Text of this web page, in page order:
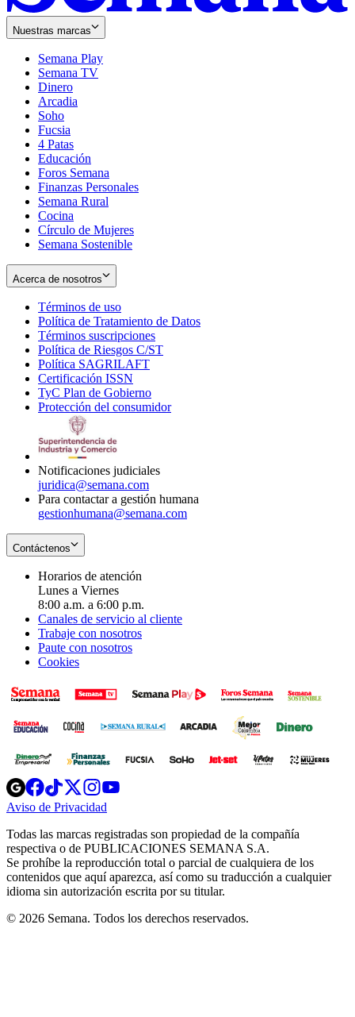
Nuestras marcas
Semana Play
Semana TV
Dinero
Arcadia
Soho
in
new
window
Fucsia
in
new
window
4 Patas
Educación
Foros Semana
Finanzas Personales
Semana Rural
Cocina
Círculo de Mujeres
Semana Sostenible
Acerca de nosotros
Términos de uso
in
new
window
Política de Tratamiento de Datos
Términos suscripciones
in
Política de Riesgos C/ST
Política SAGRILAFT
new
window
Certificación ISSN
in
new
TyC Plan de Gobierno
in
Protección del consumidorOpens
Notificaciones judiciales
juridica@semana.com
Para contactar a gestión humana
gestionhumana@semana.com
Contáctenos
Horarios de atención
Lunes a Viernes
8:00 a.m. a 6:00 p.m.
Canales de servicio al cliente
Trabaje con nosotros
Paute con nosotros
Cookies
Opens
in
new
Opens
in
new
Opens
in
new
window
Opens
new
windowwindow
Aviso de Privacidad
new
window
Todas las marcas registradas son propiedad de la compañía
respectiva o de PUBLICACIONES SEMANA S.A.
Se prohíbe la reproducción total o parcial de cualquiera de los
contenidos que aquí aparezca, así como su traducción a cualquier
idioma sin autorización escrita por su titular.
© 2026 Semana. Todos los derechos reservados.